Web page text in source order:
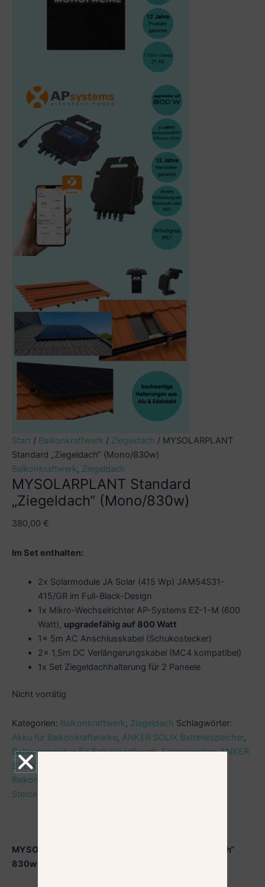
Start / Balkonkraftwerk / Ziegeldach / MYSOLARPLANT
Standard „Ziegeldach“ (Mono/830w)
Balkonkraftwerk, Ziegeldach
MYSOLARPLANT Standard
„Ziegeldach“ (Mono/830w)
380,00 €
Im Set enthalten:
2x Solarmodule JA Solar (415 Wp) JAM54S31-
415/GR im Full-Black-Design
1x Mikro-Wechselrichter AP-Systems EZ-1-M (600
Watt), upgradefähig auf 800 Watt
1x 5m AC Anschlusskabel (Schukostecker)
2x 1,5m DC Verlängerungskabel (MC4 kompatibel)
1x Set Ziegeldachhalterung für 2 Paneele
Nicht vorrätig
Kategorien: Balkonkraftwerk, Ziegeldach Schlagwörter:
Akku für Balkonkraftwerke, ANKER SOLIX Batteriespeicher,
Batteriespeicher für Balkonkraftwerk,Solarpseicher,ANKER
SOLIX E 1600
Balkonkraftwerke
Sterckersolaranlage komplettset
MYSOLARPLANT Komplettset Standard „Ziegeldach“
830w